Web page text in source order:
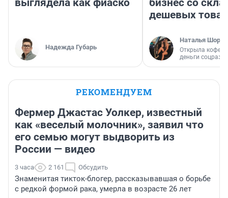
выглядела как фиаско
Надежда Губарь
бизнес со
дешевых
Наталья
Открыла
деньги
РЕКОМЕНДУЕМ
Фермер Джастас Уолкер, известный
как «веселый молочник», заявил что
его семью могут выдворить из
России — видео
3 часа 2 161 Обсудить
Знаменитая тикток-блогер, рассказывавшая о борьбе
с редкой формой рака, умерла в возрасте 26 лет